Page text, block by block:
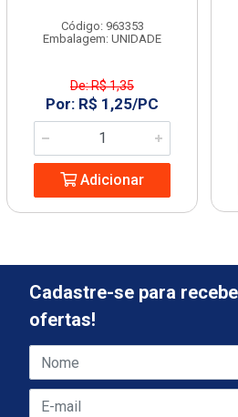
Código: 963353
Embalagem: UNIDADE
De: R$ 1,35
Por: R$ 1,25/PC
Adicionar
Cadastre-se para
ofertas!